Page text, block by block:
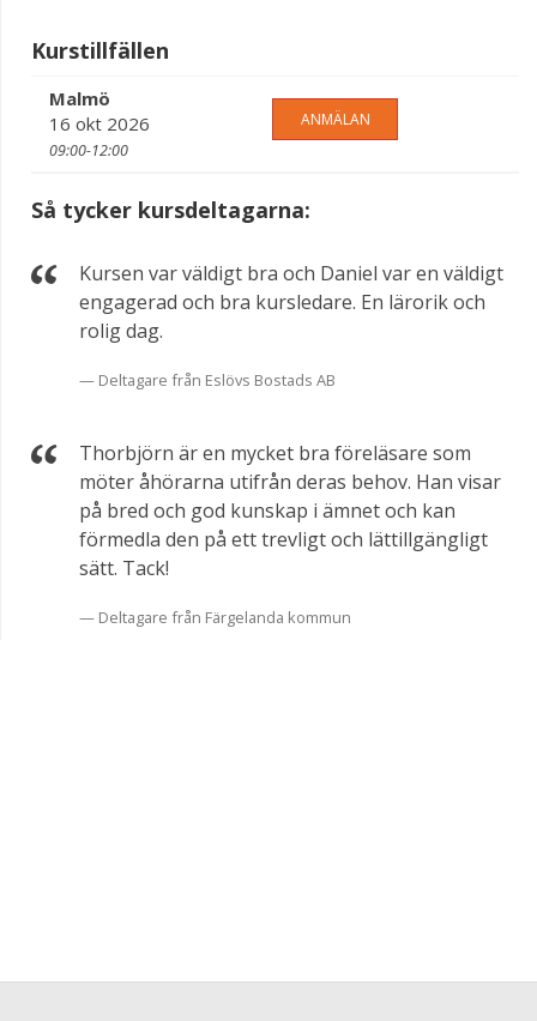
Kurstillfällen
Malmö
16 okt 2026
09:00-12:00
ANMÄLAN
Så tycker kursdeltagarna:
Kursen var väldigt bra och Daniel var en väldigt
engagerad och bra kursledare. En lärorik och
rolig dag.
Deltagare från Eslövs Bostads AB
Thorbjörn är en mycket bra föreläsare som
möter åhörarna utifrån deras behov. Han visar
på bred och god kunskap i ämnet och kan
förmedla den på ett trevligt och lättillgängligt
sätt. Tack!
Deltagare från Färgelanda kommun